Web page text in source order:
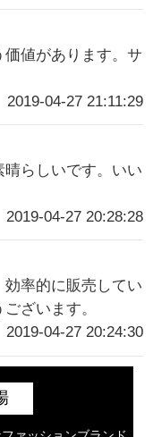
値があります。サ
2019-04-27 21:11:29
らしいです。いい
2019-04-27 20:28:28
率的に販売してい
ざいます。
2019-04-27 20:24:30